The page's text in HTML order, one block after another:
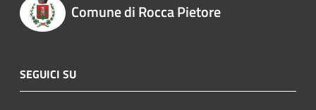
Comune di Rocca Pietore
SEGUICI SU